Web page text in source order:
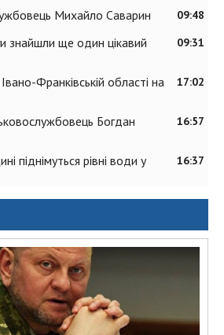
09:48
Михайло Саварин
09:31
знайшли ще один цікавий
17:02
Франківській області на
16:57
Богдан
16:37
піднімуться рівні води у